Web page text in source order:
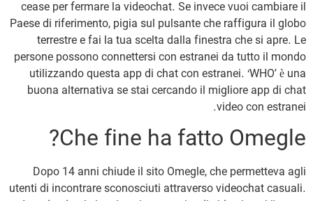
cease per fermare la videochat. Se invece vuoi cambiare il
Paese di riferimento, pigia sul pulsante che raffigura il globo
terrestre e fai la tua scelta dalla finestra che si apre. Le
persone possono connettersi con estranei da tutto il mondo
utilizzando questa app di chat con estranei. ‘WHO’ è una
buona alternativa se stai cercando il migliore app di chat
video con estranei.
Che fine ha fatto Omegle?
Dopo 14 anni chiude il sito Omegle, che permetteva agli
utenti di incontrare sconosciuti attraverso videochat casuali.